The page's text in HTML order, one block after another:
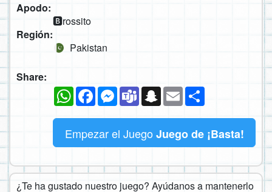
Apodo:
🅱rossito
Región:
Pakistan
Share:
WhatsAppFacebookMessenger
TeamsSnapchat
Email
Empezar el Juego Juego de ¡Basta!
¿Te ha gustado nuestro juego? Ayúdanos a mantenerlo